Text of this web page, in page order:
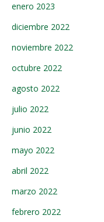
enero 2023
diciembre 2022
noviembre 2022
octubre 2022
agosto 2022
julio 2022
junio 2022
mayo 2022
abril 2022
marzo 2022
febrero 2022